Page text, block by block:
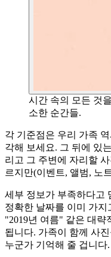
시간 속의 모든 것
소한 순간들.
각 기준점은 우리 가족
각해 보세요. 그 뒤에 있
리고 그 주변에 자리할
르지만(이벤트, 앨범, 노
세부 정보가 부족하다고
정확한 날짜를 이미 가
"2019년 여름" 같은 대략
됩니다. 가족이 함께 사
누군가 기억해 줄 겁니다.